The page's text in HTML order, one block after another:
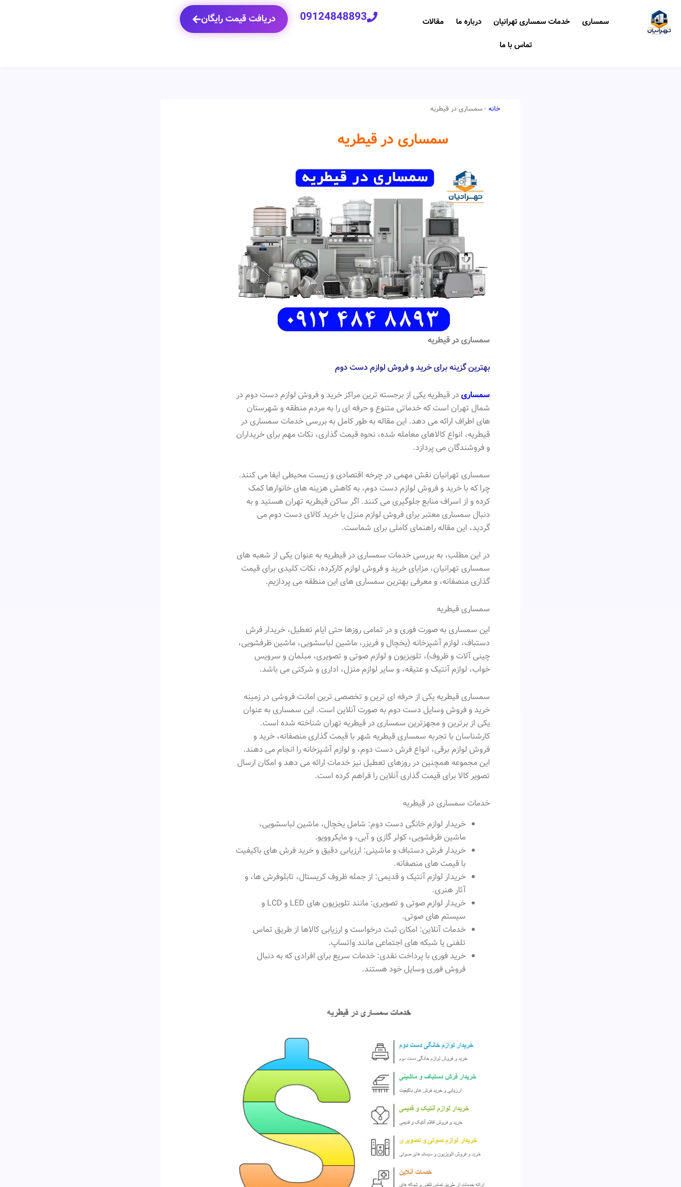
محتوا
سمساری خدمات سمساری تهرانیان درباره ما
مقالات
تماس با ما
09124848893 دریافت قیمت رایگان
خانه-سمساری در قیطریه
سمساری در قیطریه
سمساری در قیطریه
بهترین گزینه برای خرید و فروش لوازم دست دوم
سمساری در قیطریه یکی از برجسته ترین مراکز خرید و فروش لوازم دست دوم در
شمال تهران است که خدماتی متنوع و حرفه ای را به مردم منطقه و شهرستان
های اطراف ارائه می دهد. این مقاله به طور کامل به بررسی خدمات سمساری در
قیطریه، انواع کالاهای معامله شده، نحوه قیمت گذاری، نکات مهم برای خریداران
و فروشندگان می پردازد.
سمساری تهرانیان نقش مهمی در چرخه اقتصادی و زیست محیطی ایفا می کنند.
چرا که با خرید و فروش لوازم دست دوم، به کاهش هزینه های خانوارها کمک
کرده و از اسراف منابع جلوگیری می کنند. اگر ساکن قیطریه تهران هستید و به
دنبال سمساری معتبر برای فروش لوازم منزل یا خرید کالای دست دوم می
گردید، این مقاله راهنمای کاملی برای شماست.
در این مطلب، به بررسی خدمات سمساری در قیطریه به عنوان یکی از شعبه های
سمساری تهرانیان، مزایای خرید و فروش لوازم کارکرده، نکات کلیدی برای قیمت
گذاری منصفانه، و معرفی بهترین سمساری های این منطقه می پردازیم.
سمساری قیطریه
این سمساری به صورت فوری و در تمامی روزها حتی ایام تعطیل، خریدار فرش
دستباف، لوازم آشپزخانه (یخچال و فریزر، ماشین لباسشویی، ماشین ظرفشویی،
چینی آلات و ظروف)، تلویزیون و لوازم صوتی و تصویری، مبلمان و سرویس
خواب، لوازم آنتیک و عتیقه، و سایر لوازم منزل، اداری و شرکتی می باشد.
سمساری قیطریه یکی از حرفه ای ترین و تخصصی ترین امانت فروشی در زمینه
خرید و فروش وسایل دست دوم به صورت آنلاین است. این سمساری به عنوان
یکی از برترین و مجهزترین سمساری در قیطریه تهران شناخته شده است.
کارشناسان با تجربه سمساری قیطریه شهر با قیمت گذاری منصفانه، خرید و
فروش لوازم برقی، انواع فرش دست دوم، و لوازم آشپزخانه را انجام می دهند.
این مجموعه همچنین در روزهای تعطیل نیز خدمات ارائه می دهد و امکان ارسال
تصویر کالا برای قیمت گذاری آنلاین را فراهم کرده است.
خدمات سمساری در قیطریه
خریدار لوازم خانگی دست دوم: شامل یخچال، ماشین لباسشویی،
ماشین ظرفشویی، کولر گازی و آبی، و مایکروویو.
خریدار فرش دستباف و ماشینی: ارزیابی دقیق و خرید فرش های باکیفیت
با قیمت های منصفانه.
خریدار لوازم آنتیک و قدیمی: از جمله ظروف کریستال، تابلوفرش ها، و
آثار هنری.
خریدار لوازم صوتی و تصویری: مانند تلویزیون های LED و LCD و
سیستم های صوتی.
خدمات آنلاین: امکان ثبت درخواست و ارزیابی کالاها از طریق تماس
تلفنی یا شبکه های اجتماعی مانند واتساپ.
خرید فوری با پرداخت نقدی: خدمات سریع برای افرادی که به دنبال
فروش فوری وسایل خود هستند.